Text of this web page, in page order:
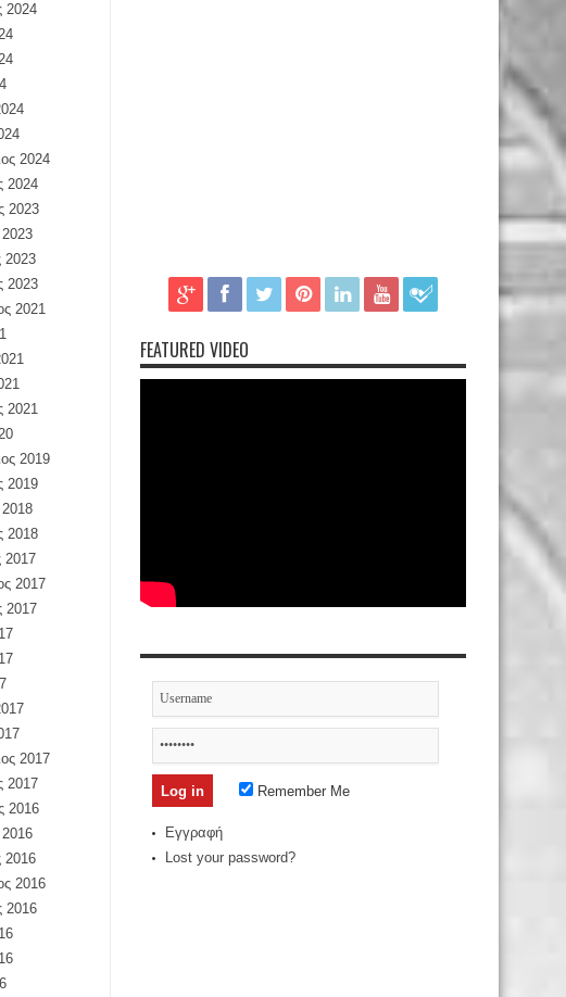
2024
2024
2024
2023
2023
2023
2023
2021
2021
2019
2019
2018
2018
2017
2017
2017
2017
2017
2016
2016
2016
2016
2016
FEATURED VIDEO
Remember Me
Εγγραφή
Lost your password?